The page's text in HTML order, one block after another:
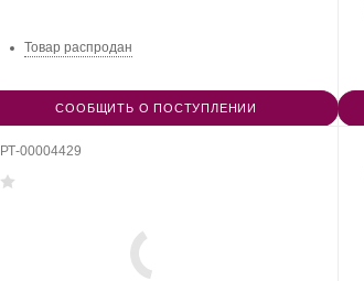
Товар распродан
СООБЩИТЬ О ПОСТУПЛЕНИИ
РТ-00004429